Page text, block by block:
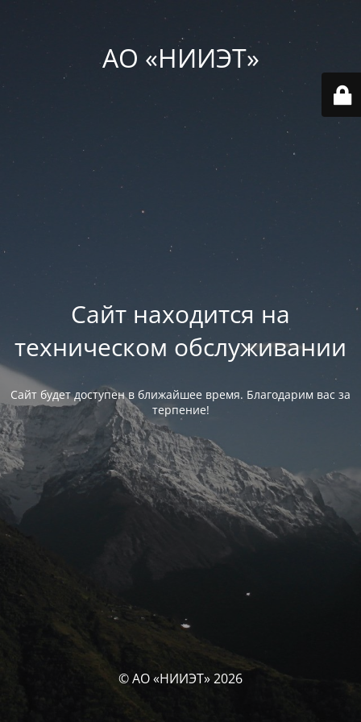
АО «НИИЭТ»
Сайт находится на
техническом обслуживании
Сайт будет доступен в ближайшее время. Благодарим вас за
терпение!
© АО «НИИЭТ» 2026